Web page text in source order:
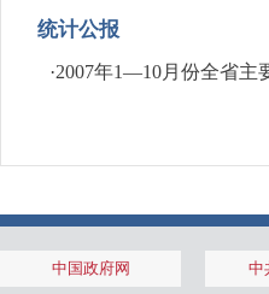
统计公报
·2007年1—10月份全省主
中国政府网 中